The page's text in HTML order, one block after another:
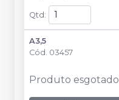
Qtd:
A3,5
Cód. 03457
Produto esgotado